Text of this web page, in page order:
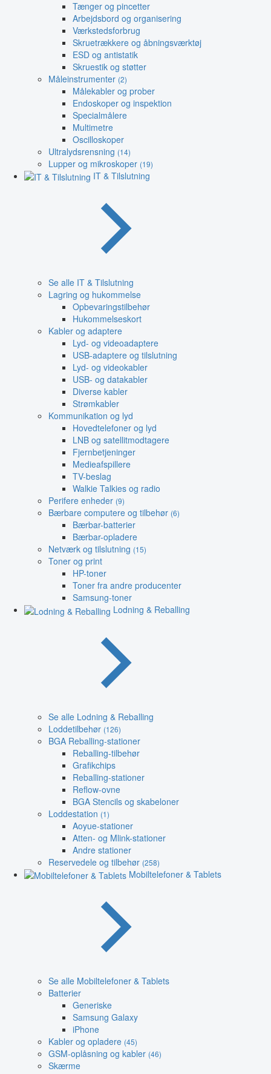
Tænger og pincetter
Arbejdsbord og organisering
Værkstedsforbrug
Skruetrækkere og åbningsværktøj
ESD og antistatik
Skruestik og støtter
Måleinstrumenter (2)
Målekabler og prober
Endoskoper og inspektion
Specialmålere
Multimetre
Oscilloskoper
Ultralydsrensning (14)
Lupper og mikroskoper (19)
IT & Tilslutning
Se alle IT & Tilslutning
Lagring og hukommelse
Opbevaringstilbehør
Hukommelseskort
Kabler og adaptere
Lyd- og videoadaptere
USB-adaptere og tilslutning
Lyd- og videokabler
USB- og datakabler
Diverse kabler
Strømkabler
Kommunikation og lyd
Hovedtelefoner og lyd
LNB og satellitmodtagere
Fjernbetjeninger
Medieafspillere
TV-beslag
Walkie Talkies og radio
Perifere enheder (9)
Bærbare computere og tilbehør (6)
Bærbar-batterier
Bærbar-opladere
Netværk og tilslutning (15)
Toner og print
HP-toner
Toner fra andre producenter
Samsung-toner
Lodning & Reballing
Se alle Lodning & Reballing
Loddetilbehør (126)
BGA Reballing-stationer
Reballing-tilbehør
Grafikchips
Reballing-stationer
Reflow-ovne
BGA Stencils og skabeloner
Loddestation (1)
Aoyue-stationer
Atten- og Mlink-stationer
Andre stationer
Reservedele og tilbehør (258)
Mobiltelefoner & Tablets
Se alle Mobiltelefoner & Tablets
Batterier
Generiske
Samsung Galaxy
iPhone
Kabler og opladere (45)
GSM-oplåsning og kabler (46)
Skærme